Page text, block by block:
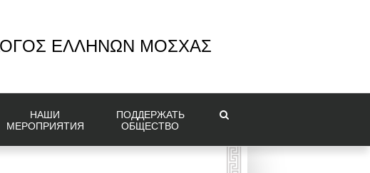
ΕΛΛΗΝΩΝ ΜΟΣΧΑΣ
НАШИ
МЕРОПРИЯТИЯ
ПОДДЕРЖАТЬ
ОБЩЕСТВО